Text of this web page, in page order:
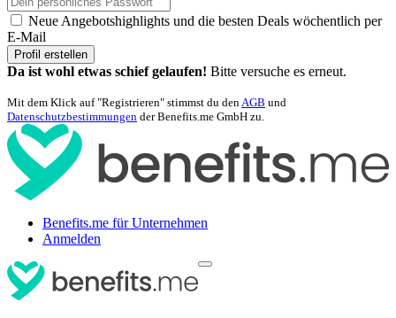
Neue Angebotshighlights und die besten Deals wöchentlich per
E-Mail
Profil erstellen
Da ist wohl etwas schief gelaufen! Bitte versuche es erneut.
Mit dem Klick auf "Registrieren" stimmst du denAGB und
Datenschutzbestimmungen der Benefits.me GmbH zu.
Benefits.me für Unternehmen
Anmelden